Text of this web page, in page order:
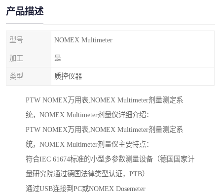
产品描述
型号 NOMEX Multimeter
加工 是
类型 质控仪器
PTW NOMEX万用表,NOMEX Multimeter剂量测定系
统，NOMEX Multimeter剂量仪详细介绍：
PTW NOMEX万用表,NOMEX Multimeter剂量测定系
统，NOMEX Multimeter剂量仪主要特点：
符合IEC 61674标准的小型多参数测量设备（德国国家计
量研究院通过德国法律类型认证，PTB）
通过USB连接到PC或NOMEX Dosemeter